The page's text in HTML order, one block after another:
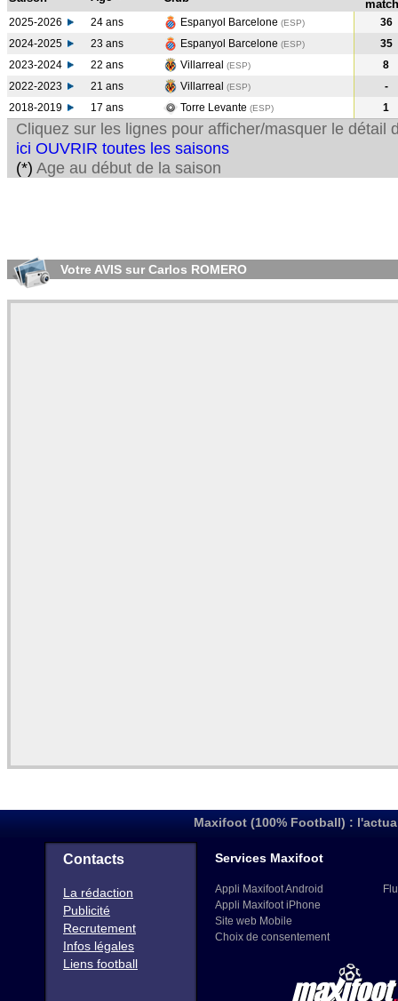
2025-2026 24 ans Espanyol Barcelone (ESP)
36
2024-2025
23 ans Espanyol Barcelone (ESP)
35
2023-2024
22 ans Villarreal (ESP)
8
2022-2023
21 ans Villarreal (ESP)
-
2018-2019
17 ans Torre Levante (ESP) 1
Cliquez sur les lignes pour afficher/masquer le détail
ici OUVRIR toutes les saisons
(*) Age au début de la saison
Votre AVIS sur Carlos ROMERO
Maxifoot (100% Football) :
Contacts
La rédaction
Publicité
Recrutement
Infos légales
Liens football
Services Maxifoot
Appli Maxifoot Android
Appli Maxifoot iPhone
Site web Mobile
Choix de consentement